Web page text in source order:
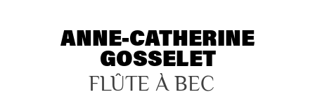
ANNE-CATHERINE
GOSSELET
FLÛTE À BEC